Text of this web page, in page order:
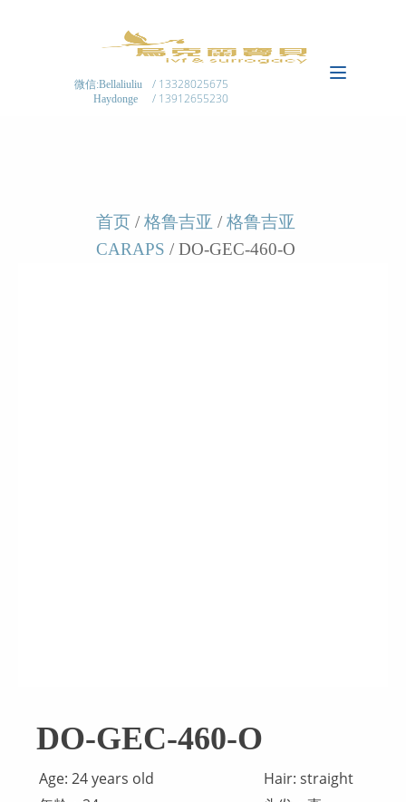
微信:Bellaliuliu
Haydonge
/ 13328025675
/ 13912655230
首页 / 格鲁吉亚 / 格鲁吉亚
CARAPS / DO-GEC-460-O
DO-GEC-460-O
Age: 24 years old
Hair: straight